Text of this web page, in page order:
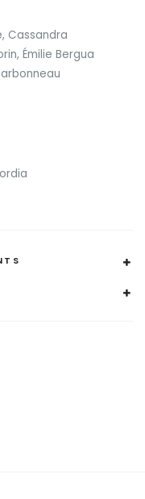
, Cassandra
, Émilie Bergua